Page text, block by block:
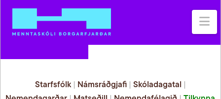
Starfsfólk| Námsráðgjafi| Skóladagatal